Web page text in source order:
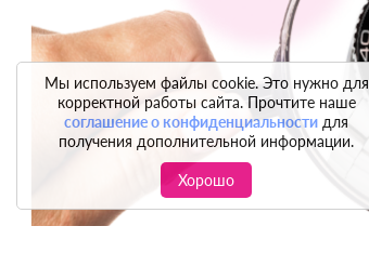
Мы используем файлы cookie. Это нужно для
корректной работы сайта. Прочтите наше
соглашение о конфиденциальности для
получения дополнительной информации.
Хорошо